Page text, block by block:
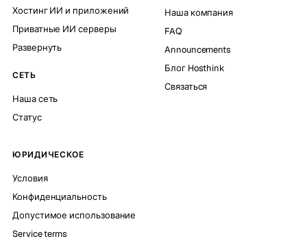
Хостинг ИИ и приложений
Приватные ИИ серверы
Развернуть
СЕТЬ
Наша сеть
Статус
Наша компания
FAQ
Announcements
Блог Hosthink
Связаться
ЮРИДИЧЕСКОЕ
Условия
Конфиденциальность
Допустимое использование
Service terms